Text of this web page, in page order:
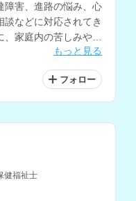
障害、進路の悩み、心
などに対応されてき
、家庭内の苦しみや職
様々な悩み事の相談に
もっと見る
フォロー
健福祉士